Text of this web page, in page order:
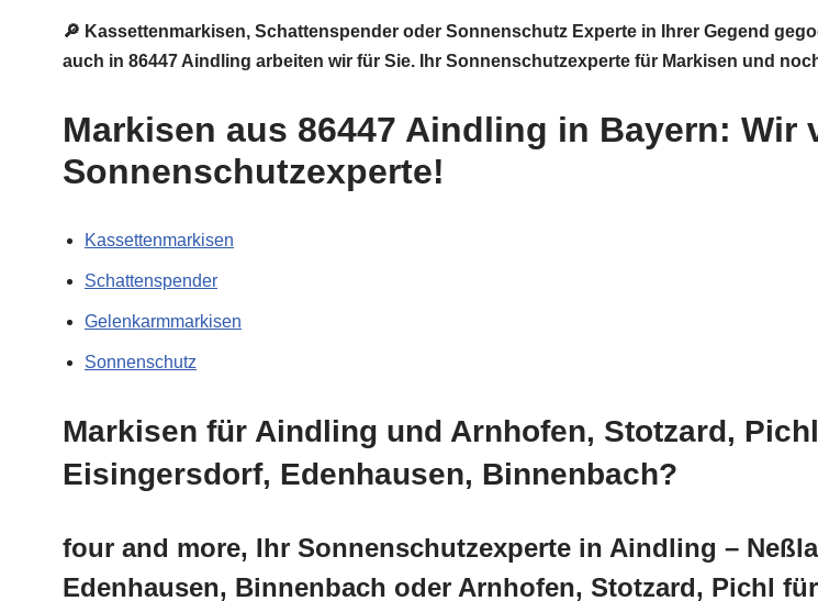
🔎 Kassettenmarkisen, Schattenspender oder Sonnenschutz Experte in Ihrer Gegend
auch in 86447 Aindling arbeiten wir für Sie. Ihr Sonnenschutzexperte für Markisen und
Markisen aus 86447 Aindling in Bayern:
Sonnenschutzexperte!
Kassettenmarkisen
Schattenspender
Gelenkarmmarkisen
Sonnenschutz
Markisen für Aindling und Arnhofen, Stotzard,
Eisingersdorf, Edenhausen, Binnenbach?
four and more, Ihr Sonnenschutzexperte in Aindling –
Edenhausen, Binnenbach oder Arnhofen, Stotzard, Pichl